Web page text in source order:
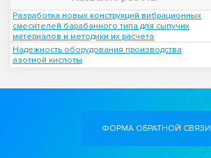
Разработка новых конструкций вибрационных
смесителей барабанного типа для сыпучих
материалов и методики их расчета
Надежность оборудования производства
азотной кислоты
ФОРМА ОБРАТНОЙ СВЯЗИ